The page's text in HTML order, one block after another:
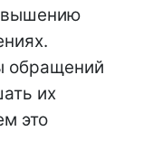
обращений
их
это